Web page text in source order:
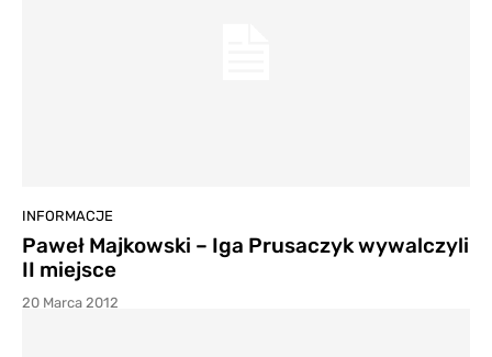
INFORMACJE
Paweł Majkowski – Iga Prusaczyk wywalczyli
II miejsce
20 Marca 2012